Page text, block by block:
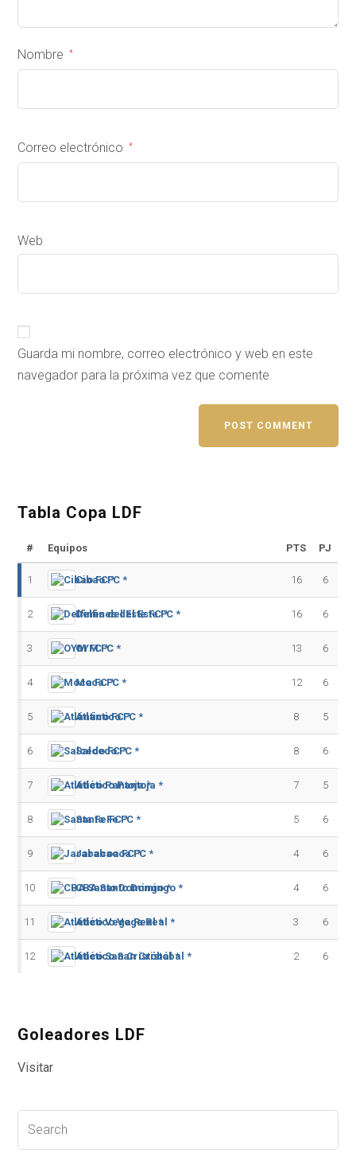
Nombre *
Correo electrónico *
Web
Guarda mi nombre, correo electrónico y web en este
navegador para la próxima vez que comente.
Tabla Copa LDF
# Equipos PTS PJ
1 Cibao FC * 16 6
2 Delfines del Este FC * 16 6
3 OYM FC * 13 6
4 Moca FC * 12 6
5 Atlántico FC * 8 5
6 Salcedo FC * 8 6
7 Atlético Pantoja * 7 5
8 Santa Fe FC * 5 6
9 Jarabacoa FC * 4 6
10 CBA Santo Domingo * 4 6
11 Atlético Vega Real * 3 6
12 Atlético San Cristóbal * 2 6
Goleadores LDF
Visitar